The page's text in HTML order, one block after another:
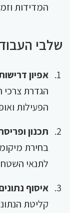
המדידות
שלבי
אפיון
הגדרת צרכי
הפעילות
תכנון
בחירת
לתנאי
איסוף
קליטת